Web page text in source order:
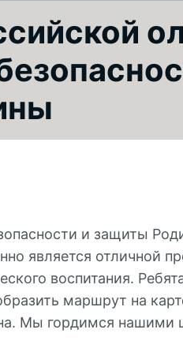
и защиты
является отличной
воспитания.
маршрут на
Мы гордимся нашими